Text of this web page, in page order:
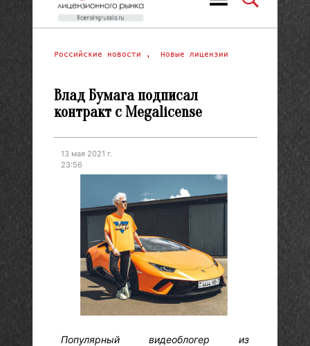
Российские новости , Новые лицензии
Влад Бумага подписал
контракт с Megalicense
13 мая 2021 г.
23:56
Популярный видеоблогер из